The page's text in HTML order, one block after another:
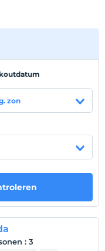
Otogar'a 5
zon
: 3